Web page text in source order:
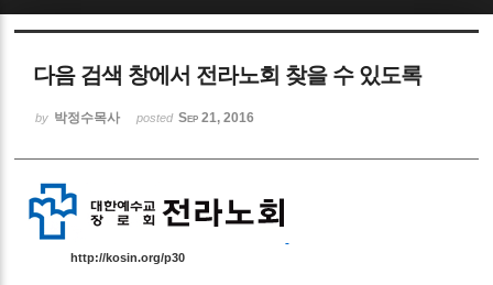
다음 검색 창에서 전라노회 찾을 수 있도록
by 박정수목사 posted Sep 21, 2016
http://kosin.org/p30
Sketchbook5, 스케치북5
Sketchbook5, 스케치북5